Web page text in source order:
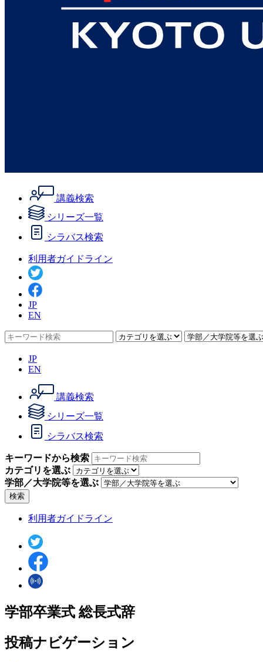
講義検索
シリーズ一覧
シラバス検索
利用者ガイドライン
JP
EN
JP
EN
講義検索
シリーズ一覧
シラバス検索
キーワードから検索
カテゴリを選ぶ
学部／大学院等を選ぶ
検索
利用者ガイドライン
学部卒業式 総長式辞
投稿ナビゲーション